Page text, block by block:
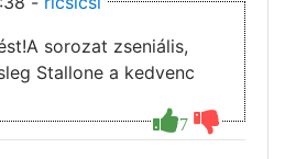
7
sorozat zseniális,
Stallone a kedvenc